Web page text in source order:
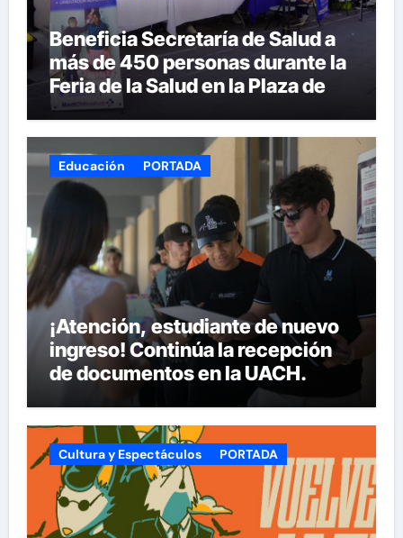
Beneficia Secretaría de Salud a
más de 450 personas durante la
Feria de la Salud en la Plaza de
Armas
Educación PORTADA
¡Atención, estudiante de nuevo
ingreso! Continúa la recepción
de documentos en la UACH.
Cultura y Espectáculos PORTADA